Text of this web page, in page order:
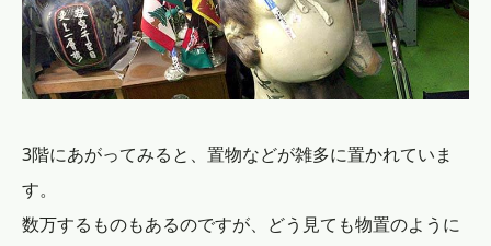
3階にあがってみると、置物などが雑多に置かれていま
す。
数万するものもあるのですが、どう見ても物置のように